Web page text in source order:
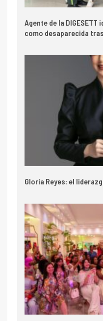
Agente de la
como desaparecida
Gloria Reyes: el